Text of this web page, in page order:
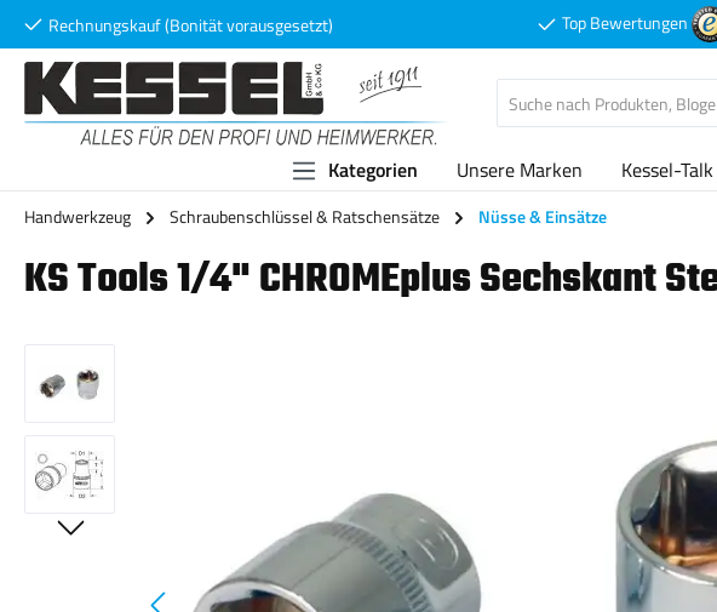
Hauptinhalt springen
Zur Suche springen
Zur Hauptnavigation springen
Rechnungskauf (Bonität vorausgesetzt) Top Bewertungen
Kategorien Unsere Marken Kessel-Talk
Handwerkzeug Schraubenschlüssel & Ratschensätze Nüsse & Einsätze
KS Tools 1/4" CHROMEplus Sechskant